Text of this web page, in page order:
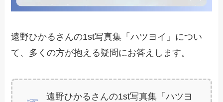
遠野ひかるさんの1st写真集「ハツヨイ」につい
て、多くの方が抱える疑問にお答えします。
遠野ひかるさんの1st写真集「ハツヨ